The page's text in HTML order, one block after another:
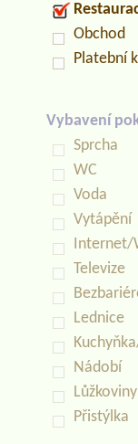
Obchod
Platební
Vybavení
Sprcha
WC
Voda
Vytápění
Internet/
Televize
Lednice
Nádobí
Lůžkoviny
Přistýlka